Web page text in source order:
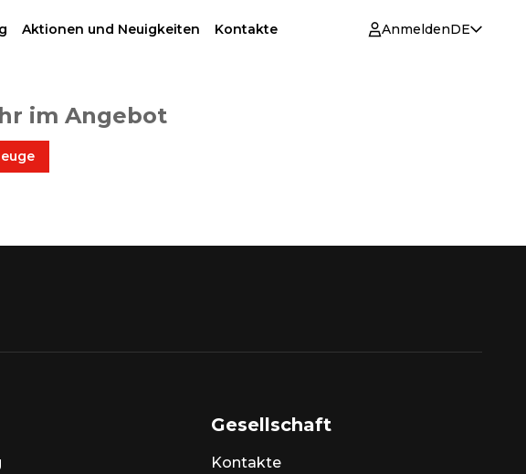
Aktionen und Neuigkeiten Kontakte AnmeldenDE
im Angebot
Gesellschaft
Kontakte